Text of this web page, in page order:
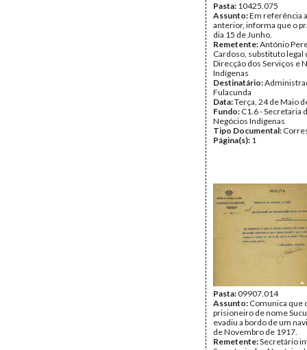
Pasta: 10425.075
Assunto:Em referência
anterior, informa que o
dia 15 de Junho.
Remetente:António
Cardoso, substituto legal
Direcção dos Serviços e
Indígenas
Destinatário:
Fulacunda
Data:Terça, 24 de Maio
Fundo: C1.6 - Secretaria
Negócios Indígenas
Tipo Documental:
Página(s): 1
Pasta:09907.014
Assunto: Comunica que
prisioneiro de nome
evadiu a bordo de um
de Novembro de 1917.
Remetente:Secretário